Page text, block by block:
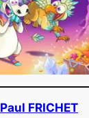
Paul FRICHET